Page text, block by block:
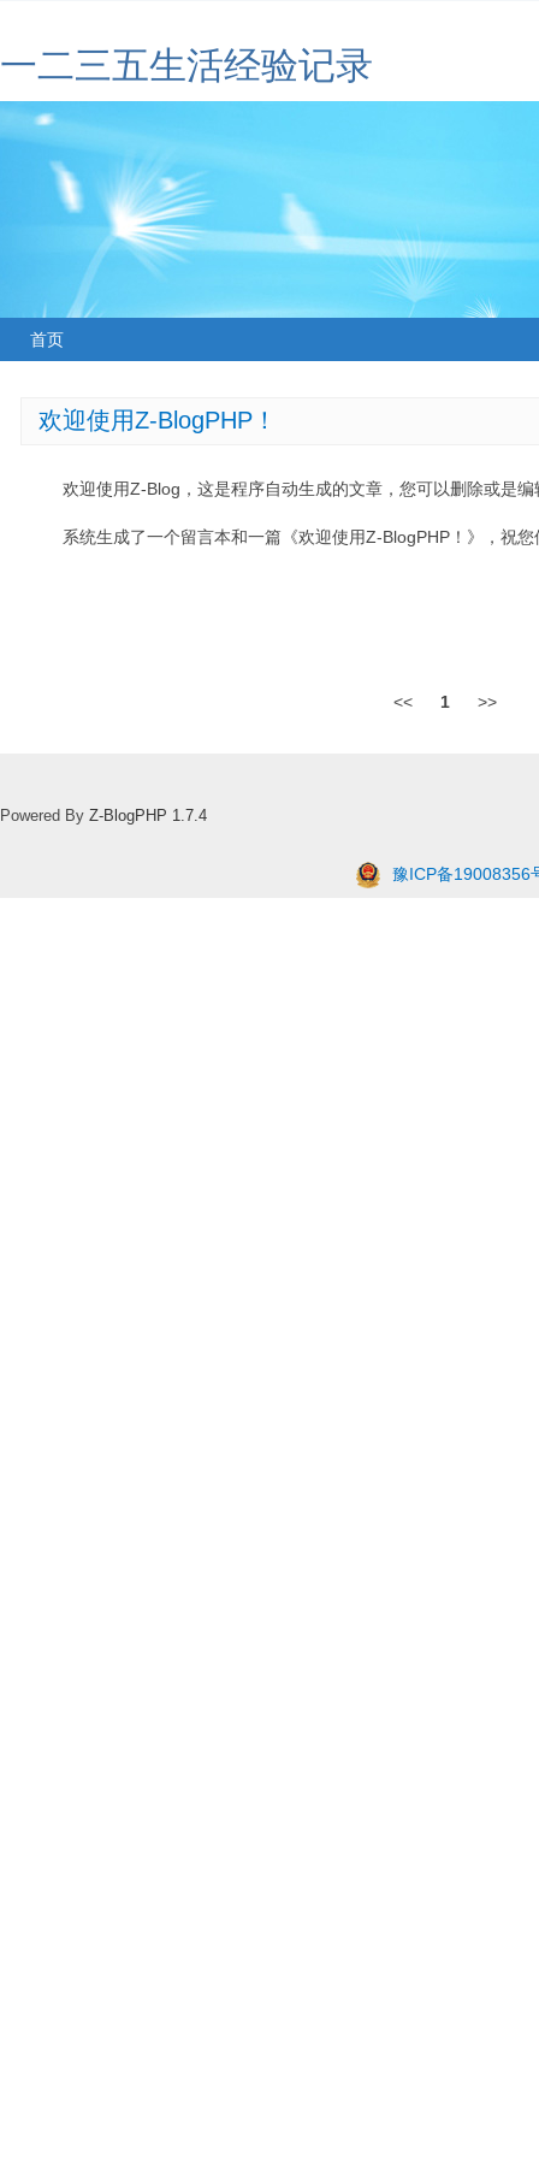
一二三五生活经验记录
首页
欢迎使用Z-BlogPHP！
欢迎使用Z-Blog，这是程序自动生成的文章，您可以删除或是编
系统生成了一个留言本和一篇《欢迎使用Z-BlogPHP！》，祝
<< 1 >>
Powered By Z-BlogPHP 1.7.4
豫ICP备19008356